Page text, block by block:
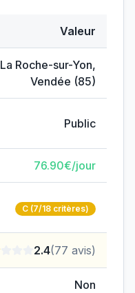
Valeur
La Roche-sur-Yon,
Vendée (85)
Public
76.90€/jour
C (7/18 critères)
2.4(77 avis)
Non